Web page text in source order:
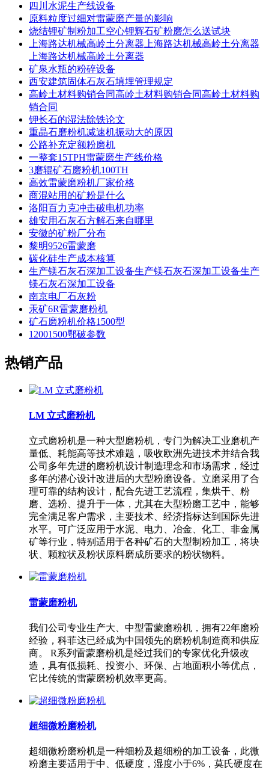
四川水泥生产线设备
原料粒度过细对雷蒙磨产量的影响
烧结锂矿制粉加工空心锂辉石矿粉磨怎么送试块
上海路达机械高岭土分离器上海路达机械高岭土分离器
上海路达机械高岭土分离器
矿泉水瓶的粉碎设备
西安建筑固体石灰石填埋管理规定
高岭土材料购销合同高岭土材料购销合同高岭土材料购
销合同
钾长石的湿法除铁论文
重晶石磨粉机减速机振动大的原因
公路补充定额粉磨机
一整套15TPH雷蒙磨生产线价格
3磨辊矿石磨粉机100TH
高效雷蒙磨粉机厂家价格
商混站用的矿粉是什么
洛阳百力克冲击破电机功率
雄安用石灰石方解石来自哪里
安徽的矿粉厂分布
黎明9526雷蒙磨
碳化硅生产成本核算
生产镁石灰石深加工设备生产镁石灰石深加工设备生产
镁石灰石深加工设备
南京电厂石灰粉
汞矿6R雷蒙磨粉机
矿石磨粉机价格1500型
12001500鄂破参数
热销产品
LM 立式磨粉机
立式磨粉机是一种大型磨粉机，专门为解决工业磨机产
量低、耗能高等技术难题，吸收欧洲先进技术并结合我
公司多年先进的磨粉机设计制造理念和市场需求，经过
多年的潜心设计改进后的大型粉磨设备。立磨采用了合
理可靠的结构设计，配合先进工艺流程，集烘干、粉
磨、选粉、提升于一体，尤其在大型粉磨工艺中，能够
完全满足客户需求，主要技术、经济指标达到国际先进
水平。可广泛应用于水泥、电力、冶金、化工、非金属
矿等行业，特别适用于各种矿石的大型制粉加工，将块
状、颗粒状及粉状原料磨成所要求的粉状物料。
雷蒙磨粉机
我们公司专业生产大、中型雷蒙磨粉机，拥有22年磨粉
经验，科菲达已经成为中国领先的磨粉机制造商和供应
商。 R系列雷蒙磨粉机是经过我们的专家优化升级改
造，具有低损耗、投资小、环保、占地面积小等优点，
它比传统的雷蒙磨粉机效率更高。
超细微粉磨粉机
超细微粉磨粉机是一种细粉及超细粉的加工设备，此微
粉磨主要适用于中、低硬度，湿度小于6%，莫氏硬度在